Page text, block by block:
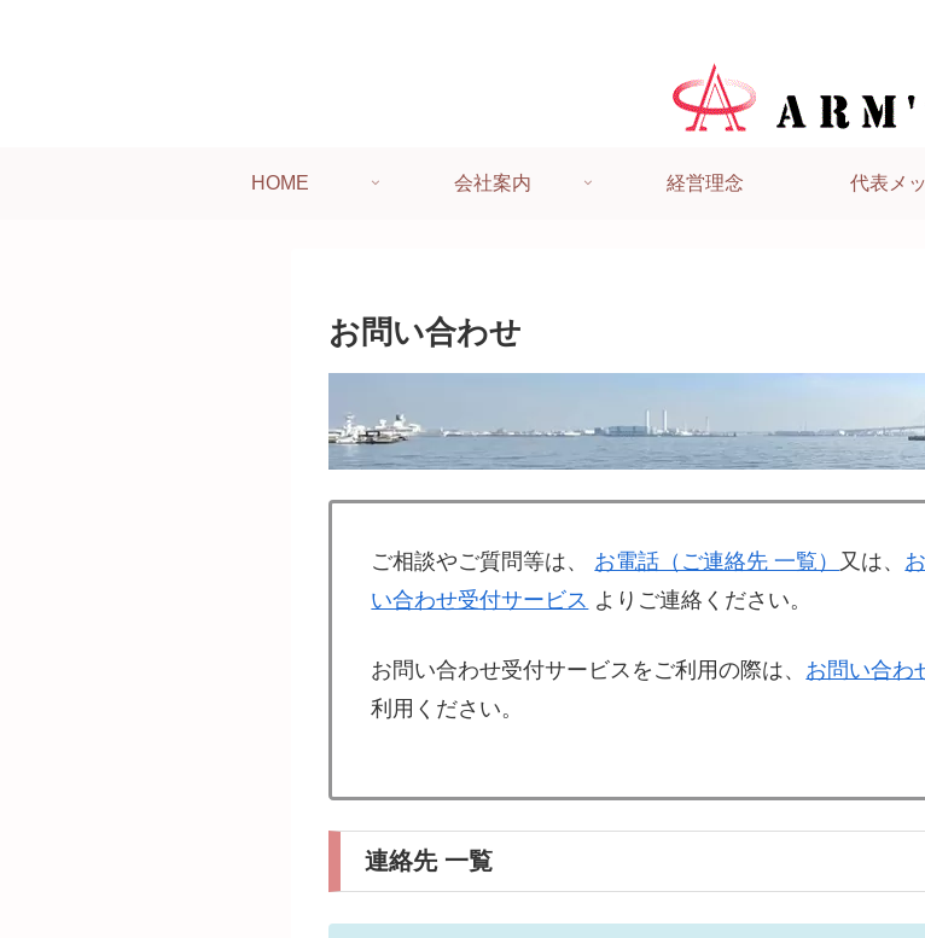
HOME 会社案内 経営理念 代表メ
お問い合わせ
ご相談やご質問等は、 お電話（ご連絡先 一覧） 又は、
い合わせ受付サービス よりご連絡ください。
お問い合わせ受付サービスをご利用の際は、 お問い合わ
利用ください。
連絡先 一覧